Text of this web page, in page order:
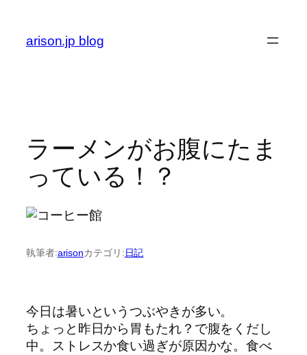
arison.jp blog
ラーメンがお腹にたま
っている！？
執筆者:arisonカテゴリ:日記
今日は暑いというつぶやきが多い。
ちょっと昨日から胃もたれ？で腹をくだし
中。ストレスか食い過ぎが原因かな。食べ